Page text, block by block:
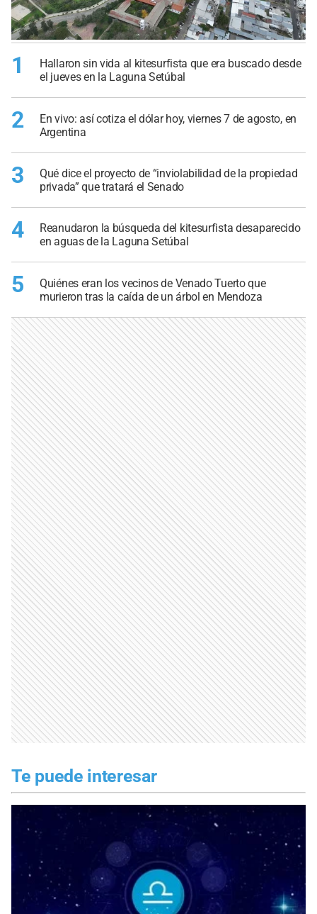
1
Hallaron sin vida al kitesurfista que era buscado desde
el jueves en la Laguna Setúbal
2
En vivo: así cotiza el dólar hoy, viernes 7 de agosto, en
Argentina
3
Qué dice el proyecto de “inviolabilidad de la propiedad
privada” que tratará el Senado
4
Reanudaron la búsqueda del kitesurfista desaparecido
en aguas de la Laguna Setúbal
5
Quiénes eran los vecinos de Venado Tuerto que
murieron tras la caída de un árbol en Mendoza
Te puede interesar